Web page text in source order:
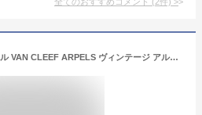
ヴァンクリーフ&アーペル VAN CLEEF ARPELS ヴィンテージ アルハンブラ ネックレス VCARA45900 新品 ジュエリー ブランドジュエリー